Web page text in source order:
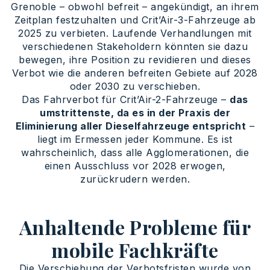
Grenoble – obwohl befreit – angekündigt, an ihrem
Zeitplan festzuhalten und Crit’Air-3-Fahrzeuge ab
2025 zu verbieten. Laufende Verhandlungen mit
verschiedenen Stakeholdern könnten sie dazu
bewegen, ihre Position zu revidieren und dieses
Verbot wie die anderen befreiten Gebiete auf 2028
oder 2030 zu verschieben.
Das Fahrverbot für Crit’Air-2-Fahrzeuge – das
umstrittenste, da es in der Praxis der
Eliminierung aller Dieselfahrzeuge entspricht –
liegt im Ermessen jeder Kommune. Es ist
wahrscheinlich, dass alle Agglomerationen, die
einen Ausschluss vor 2028 erwogen,
zurückrudern werden.
Anhaltende Probleme für
mobile Fachkräfte